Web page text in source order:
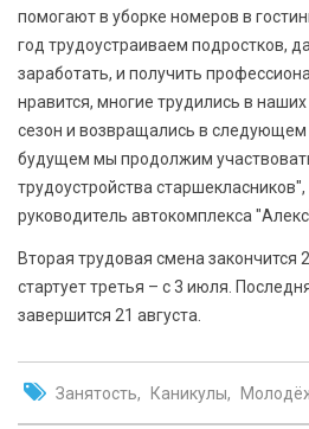
помогают в уборке номеров в
год трудоустраиваем подростков,
заработать, и получить
нравится, многие трудились в
сезон и возвращались в следующем
будущем мы продолжим
трудоустройства старшекласников",
руководитель автокомплекса
Вторая трудовая смена закончится
стартует третья – с 3 июля.
завершится 21 августа.
Занятость Каникулы